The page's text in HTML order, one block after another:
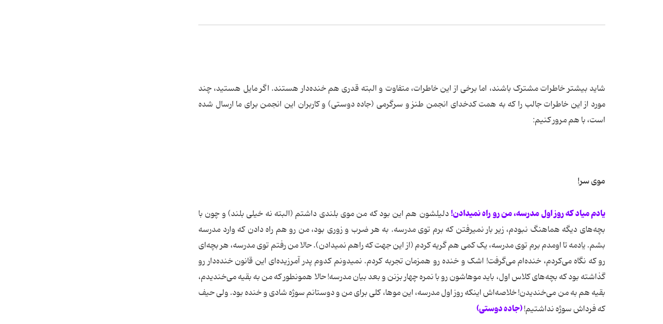
شاید بیشتر خاطرات مشترک باشند، اما برخی از این خاطرات، متفاوت و البته قدری هم خنده‌دار هستند. اگر مایل هستید، چند
مورد از این خاطرات جالب را که به همت کدخدای انجمن طنز و سرگرمی (جاده دوستی) و کاربران این انجمن برای ما ارسال شده
است، با هم مرور کنیم:
موی سر!
یادم میاد که روز اول مدرسه، من رو راه نمیدادن!دلیلشون هم این بود که من موی بلندی داشتم (البته نه خیلی بلند) و چون با
بچه‌های دیگه هماهنگ نبودم، زیر بار نمیرفتن که برم توی مدرسه. به هر ضرب و زوری بود، من رو هم راه دادن که وارد مدرسه
بشم. یادمه تا اومدم برم توی مدرسه، یک کمی هم گریه کردم (از این جهت که راهم نمیدادن). حالا من رفتم توی مدرسه، هر بچه‌ای
رو كه نگاه می‌کردم، خنده‌ام می‌گرفت! اشک و خنده رو همزمان تجربه کردم. نمیدونم کدوم پدر آمرزیده‌ای این قانون خنده‌دار رو
گذاشته بود که بچه‌های کلاس اول، باید موهاشون رو با نمره چهار بزنن و بعد بیان مدرسه! حالا همونطور که من به بقیه می‌خندیدم،
بقیه هم به من می‌خندیدن! خلاصه‌اش اینکه روز اول مدرسه، این موها، کلی برای من و دوستانم سوژه شادی و خنده بود. ولی حیف
که فرداش سوژه نداشتیم!(جاده دوستی)